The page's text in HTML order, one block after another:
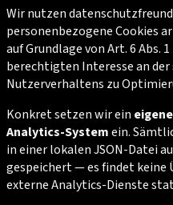
Wir nutzen
personenbezogene Cookies
auf Grundlage von Art. 6 Abs.
berechtigten Interesse an
Nutzerverhaltens zu
Konkret setzen wir ein
Analytics-Systemein.
in einer lokalen JSON-Datei
gespeichert — es findet
externe Analytics-Dienste